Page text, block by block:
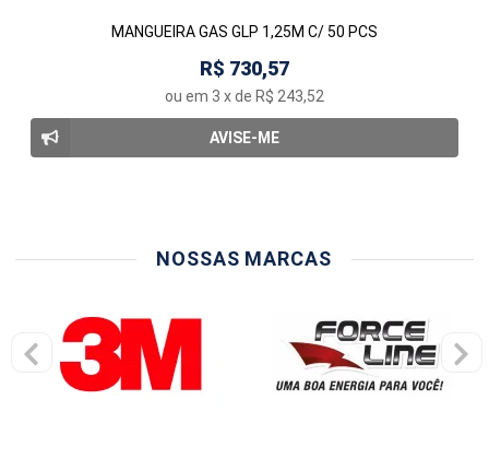
MANGUEIRA GAS GLP 1,25M C/ 50 PCS
R$ 730,57
ou em 3 x de R$ 243,52
AVISE-ME
NOSSAS MARCAS